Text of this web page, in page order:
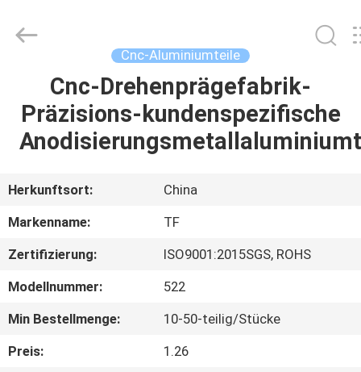
HAUSE
ÜBER
UNS
WERKSBESICHTIGUNG
QUALITÄTSKONTROLLE
Ltd..
Cnc-Aluminiumteile
Cnc-Drehenprägefabrik-
Präzisions-kundenspezifische
Herkunftsort:
China
Markenname:
TF
Zertifizierung:
ISO9001:2015SGS, ROHS
Modellnummer:
522
Min Bestellmenge:
10-50-teilig/Stücke
Preis:
1.26